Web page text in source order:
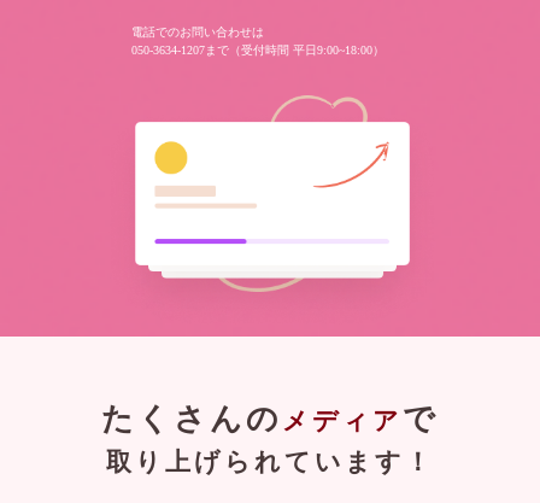
電話でのお問い合わせは
050-3634-1207まで（受付時間 平日9:00~18:00）
たくさんの メディア で
取り上げられています！